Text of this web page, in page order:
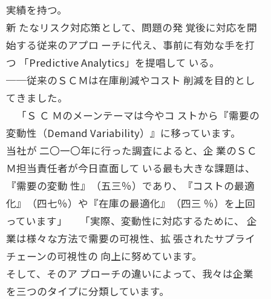
実績を持つ。
新 たなリスク対応策として、問題の発 覚後に対応を開
始する従来のアプロ ーチに代え、事前に有効な手を打
つ 「Predictive Analytics」を提唱して いる。
──従来のＳＣＭは在庫削減やコスト 削減を目的とし
てきました。
「Ｓ Ｃ Ｍのメーンテーマは今やコ ストから『需要の
変動性（Demand Variability）』に移っています。
当社が 二〇一〇年に行った調査によると、企 業のＳＣ
Ｍ担当責任者が今日直面して いる最も大きな課題は、
『需要の変動 性』（五三％）であり、『コストの最適
化』（四七％）や『在庫の最適化』（四三 ％）を上回
っています」 「実際、変動性に対応するために、 企
業は様々な方法で需要の可視性、拡 張されたサプライ
チェーンの可視性の 向上に努めています。
そして、そのア プローチの違いによって、我々は企業
を三つのタイプに分類しています。